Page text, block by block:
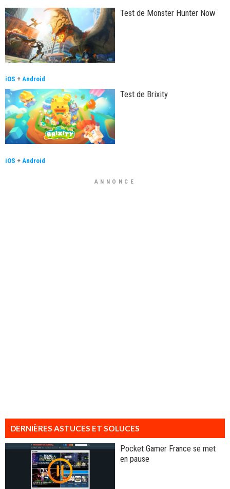
Test de Monster Hunter Now
iOS + Android
Test de Brixity
iOS + Android
ANNONCE
DERNIÈRES ASTUCES ET SOLUCES
Pocket Gamer France se met
en pause